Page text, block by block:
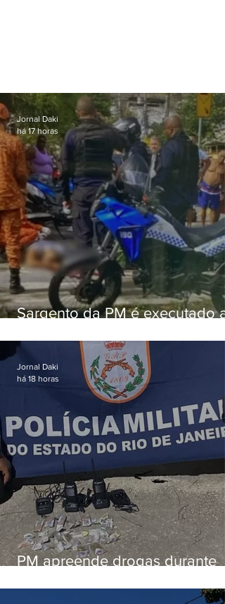
Sargento da PM é executado a
em Vaz Lobo
Jornal Daki
há 17 horas
PM apreende drogas durante
Jornal Daki
há 18 horas